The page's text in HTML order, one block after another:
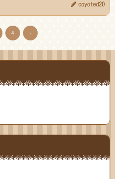
coyoted20
4 ›